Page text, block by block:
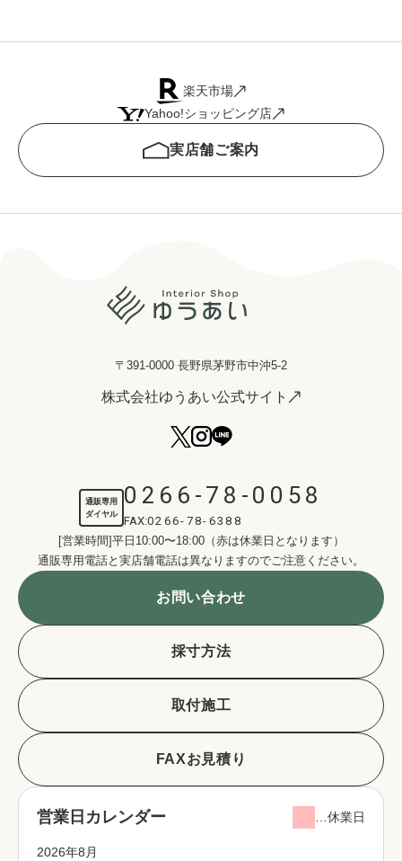
楽天市場
Yahoo!ショッピング店
実店舗ご案内
〒391-0000 長野県茅野市中沖5-2
株式会社ゆうあい公式サイト
通販専用
ダイヤル
0266-78-0058
FAX:0266-78-6388
[営業時間]平日10:00〜18:00（赤は休業日となります）
通販専用電話と実店舗電話は異なりますのでご注意ください。
お問い合わせ
採寸方法
取付施工
FAXお見積り
営業日カレンダー …休業日
2026年8月